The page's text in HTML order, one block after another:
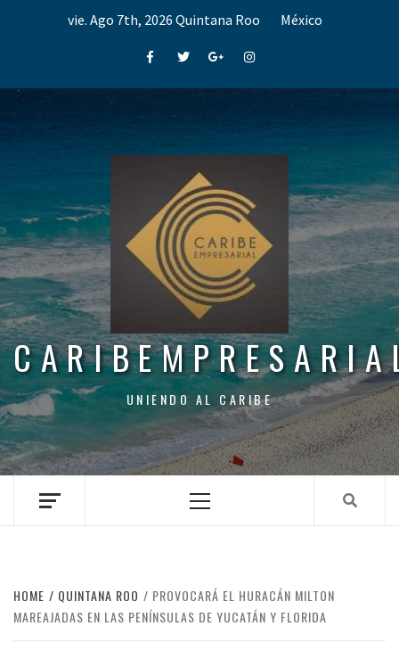
vie. Ago 7th, 2026 Quintana Roo México
FacebookTwitterGoogle+Instagram
UNIENDO AL CARIBE
Menu
HOME QUINTANA ROO
PROVOCARÁ EL HURACÁN MILTON
MAREAJADAS EN LAS PENÍNSULAS DE YUCATÁN Y FLORIDA